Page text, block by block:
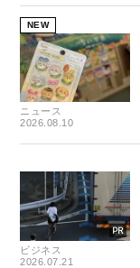
NEW
ニュース
2026.08.10
ビジネス
2026.07.21